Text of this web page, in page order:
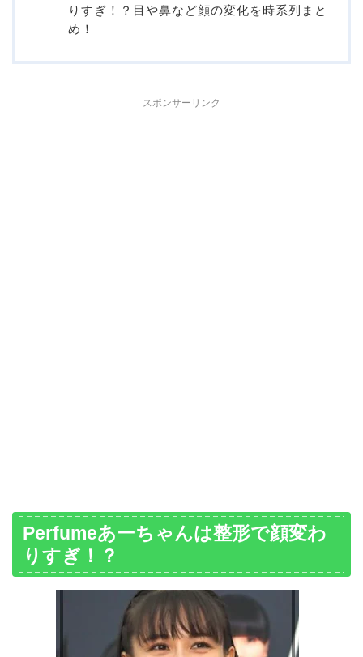
りすぎ！？目や鼻など顔の変化を時系列まと
め！
スポンサーリンク
Perfumeあーちゃんは整形で顔変わ
りすぎ！？